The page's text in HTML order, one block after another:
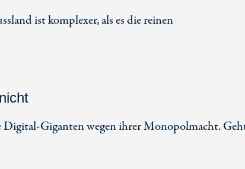
ist komplexer, als es die reinen
Giganten wegen ihrer Monopolmacht.